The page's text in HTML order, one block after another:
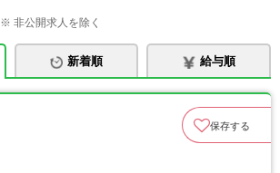
※ 非公開求人を除く
新着順 給与順
保存する